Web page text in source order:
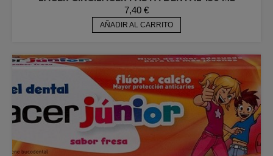
7,40 €
AÑADIR AL CARRITO